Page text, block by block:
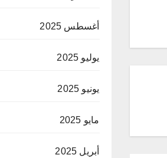
أغسطس 2025
يوليو 2025
يونيو 2025
مايو 2025
أبريل 2025